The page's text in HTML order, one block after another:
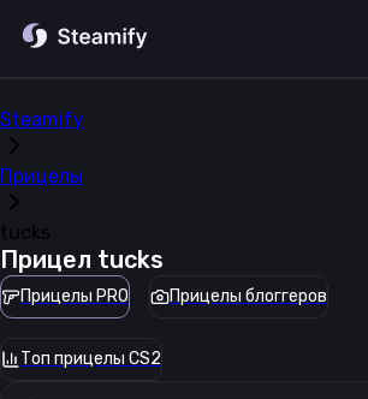
Steamify
Прицелы
tucks
Прицел tucks
Прицелы PRO Прицелы блоггеров
Топ прицелы CS2